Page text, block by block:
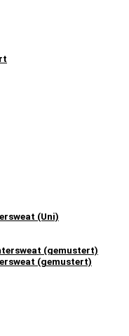
(Uni)
(gemustert)
(gemustert)